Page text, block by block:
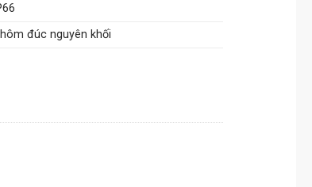
đúc nguyên khối